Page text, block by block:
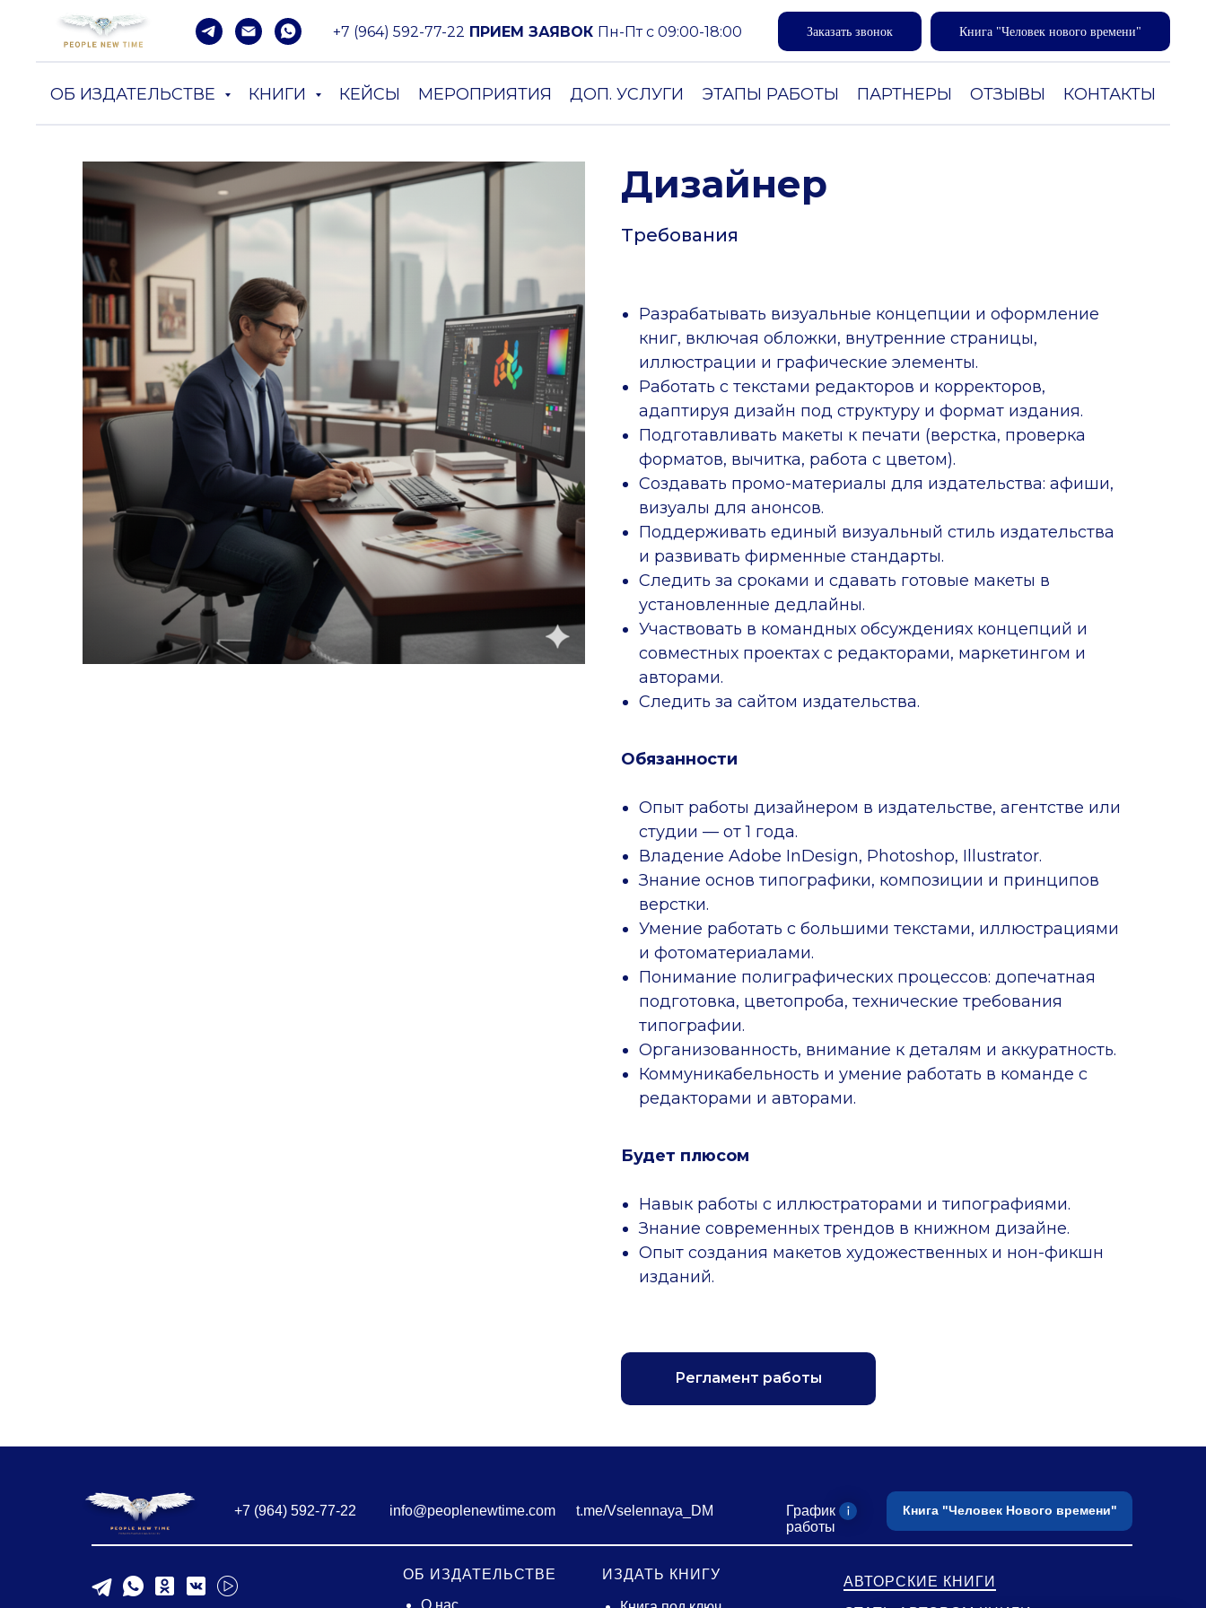
+7 (964) 592-77-22 ПРИЕМ ЗАЯВОК Пн-Пт с 09:00-18:00 Заказать звонок Книга "Человек нового времени"
ОБ ИЗДАТЕЛЬСТВЕ КНИГИ КЕЙСЫ МЕРОПРИЯТИЯ ДОП. УСЛУГИ ЭТАПЫ РАБОТЫ ПАРТНЕРЫ ОТЗЫВЫ КОНТАКТЫ
Заполнить форму Получить тестовое задание Скачать NDA и договор
Дизайнер
Требования
Разрабатывать визуальные концепции и оформление
книг, включая обложки, внутренние страницы,
иллюстрации и графические элементы.
Работать с текстами редакторов и корректоров,
адаптируя дизайн под структуру и формат издания.
Подготавливать макеты к печати (верстка, проверка
форматов, вычитка, работа с цветом).
Создавать промо-материалы для издательства: афиши,
визуалы для анонсов.
Поддерживать единый визуальный стиль издательства
и развивать фирменные стандарты.
Следить за сроками и сдавать готовые макеты в
установленные дедлайны.
Участвовать в командных обсуждениях концепций и
совместных проектах с редакторами, маркетингом и
авторами.
Следить за сайтом издательства.
Обязанности
Опыт работы дизайнером в издательстве, агентстве или
студии — от 1 года.
Владение Adobe InDesign, Photoshop, Illustrator.
Знание основ типографики, композиции и принципов
верстки.
Умение работать с большими текстами, иллюстрациями
и фотоматериалами.
Понимание полиграфических процессов: допечатная
подготовка, цветопроба, технические требования
типографии.
Организованность, внимание к деталям и аккуратность.
Коммуникабельность и умение работать в команде с
редакторами и авторами.
Будет плюсом
Навык работы с иллюстраторами и типографиями.
Знание современных трендов в книжном дизайне.
Опыт создания макетов художественных и нон-фикшн
изданий.
Регламент работы
ОБ ИЗДАТЕЛЬСТВЕ
О нас
ИЗДАТЬ КНИГУ
t.me/Vselennaya_DM
+7 (964) 592-77-22 info@peoplenewtime.com Книга "Человек Нового времени"
График
работы
АВТОРСКИЕ КНИГИ